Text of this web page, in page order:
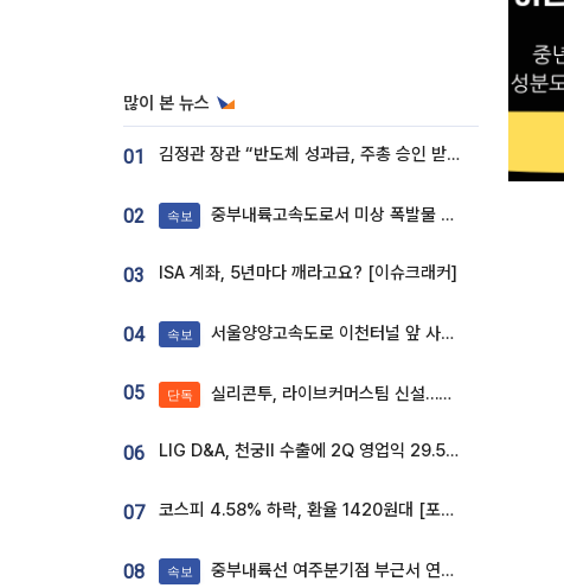
많이 본 뉴스
01 김정관 장관 “반도체 성과급, 주총 승인 받도록”…상법·자본시장법 개정 시사
02 속보 중부내륙고속도로서 미상 폭발물 발견
03 ISA 계좌, 5년마다 깨라고요? [이슈크래커]
04 속보 서울양양고속도로 이천터널 앞 사고 발생
05 단독 실리콘투, 라이브커머스팀 신설…K뷰티 ‘글로벌 판매망’ 확대[K뷰티 라방戰]
06 LIG D&A, 천궁Ⅱ 수출에 2Q 영업익 29.5%↑…수주잔고 24.6조 [종합]
07 코스피 4.58% 하락, 환율 1420원대 [포토]
08 속보 중부내륙선 여주분기점 부근서 연이은 추돌사고 발생